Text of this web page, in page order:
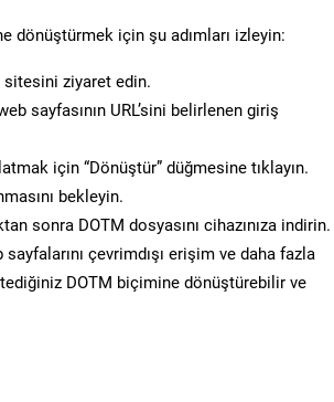
dönüştürmek için şu adımları izleyin:
sitesini ziyaret edin.
sayfasının URL’sini belirlenen giriş
için “Dönüştür” düğmesine tıklayın.
bekleyin.
sonra DOTM dosyasını cihazınıza indirin.
sayfalarını çevrimdışı erişim ve daha fazla
DOTM biçimine dönüştürebilir ve